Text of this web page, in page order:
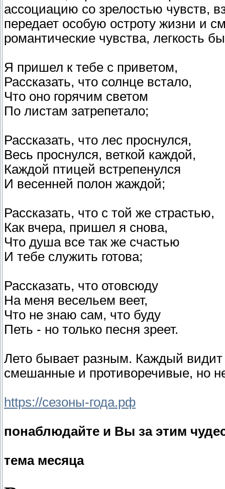
ассоциацию со зрелостью чувств,
передает особую остроту жизни и
романтические чувства, легкость
Я пришел к тебе с приветом,
Рассказать, что солнце встало,
Что оно горячим светом
По листам затрепетало;
Рассказать, что лес проснулся,
Весь проснулся, веткой каждой,
Каждой птицей встрепенулся
И весенней полон жаждой;
Рассказать, что с той же страстью,
Как вчера, пришел я снова,
Что душа все так же счастью
И тебе служить готова;
Рассказать, что отовсюду
На меня весельем веет,
Что не знаю сам, что буду
Петь - но только песня зреет.
Лето бывает разным. Каждый
смешанные и противоречивые, но
https://сезоны-года.рф
понаблюдайте и Вы за этим
тема месяца